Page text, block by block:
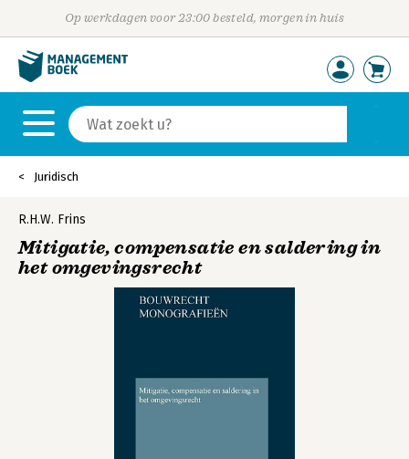
Op werkdagen voor 23:00 besteld, morgen in huis
Juridisch
R.H.W. Frins
Mitigatie, compensatie en saldering in
het omgevingsrecht